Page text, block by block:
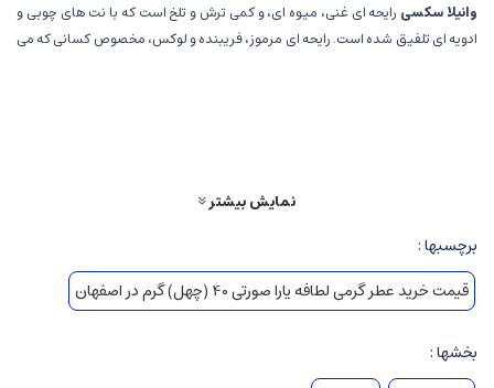
وانیلا سکسی رایحه ای غنی، میوه ای، و کمی ترش و تلخ است که با نت های چوبی و
ادویه ای تلفیق شده است. رایحه ای مرموز، فریبنده و لوکس، مخصوص کسانی که می
وجود می آورد.
ادویه ها:نت های ادویه ای مانند دارچین و فلفل، که حس تندی و گرما اضافه
نمایش بیشتر
برچسبها :
قیمت خرید عطر گرمی لطافه یارا صورتی 40 (چهل) گرم در اصفهان
بخشها :